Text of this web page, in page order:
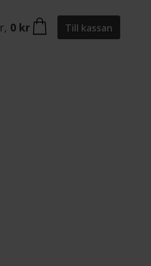
, 0 kr Till kassan